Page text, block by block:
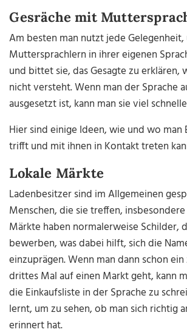
Gesräche mit
Am besten man nutzt jede
Muttersprachlern in ihrer eigenen
und bittet sie, das Gesagte zu erklären,
nicht versteht. Wenn man der Sprache
ausgesetzt ist, kann man sie viel
Hier sind einige Ideen, wie und wo man
trifft und mit ihnen in Kontakt treten
Lokale Märkte
Ladenbesitzer sind im Allgemeinen
Menschen, die sie treffen,
Märkte haben normalerweise Schilder,
bewerben, was dabei hilft, sich die
einzuprägen. Wenn man dann schon
drittes Mal auf einen Markt geht, kann
die Einkaufsliste in der Sprache zu
lernt, um zu sehen, ob man sich richtig
erinnert hat.